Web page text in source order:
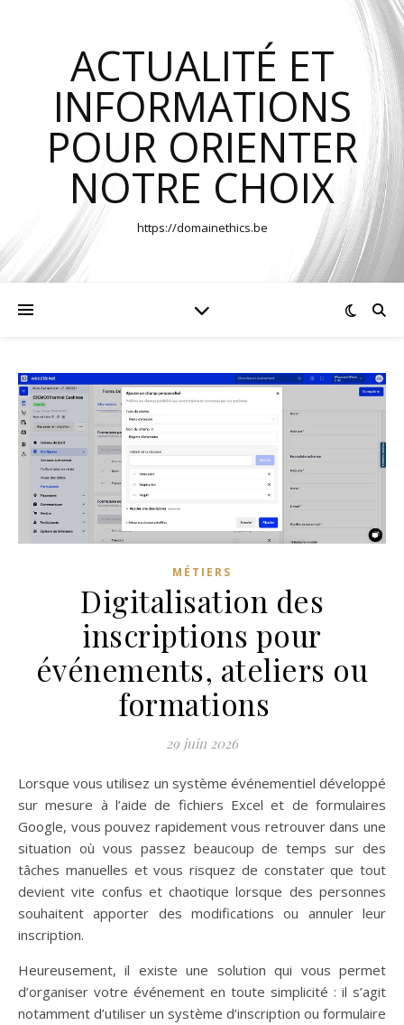
ACTUALITÉ ET
INFORMATIONS
POUR ORIENTER
NOTRE CHOIX
https://domainethics.be
MÉTIERS
Digitalisation des
inscriptions pour
événements, ateliers ou
formations
29 juin 2026
Lorsque vous utilisez un système événementiel développé
sur mesure à l’aide de fichiers Excel et de formulaires
Google, vous pouvez rapidement vous retrouver dans une
situation où vous passez beaucoup de temps sur des
tâches manuelles et vous risquez de constater que tout
devient vite confus et chaotique lorsque des personnes
souhaitent apporter des modifications ou annuler leur
inscription.
Heureusement, il existe une solution qui vous permet
d’organiser votre événement en toute simplicité : il s’agit
notamment d’utiliser un système d’inscription ou formulaire